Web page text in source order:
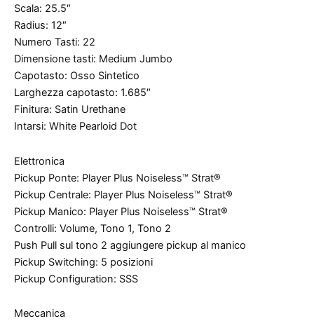
Scala: 25.5″
Radius: 12″
Numero Tasti: 22
Dimensione tasti: Medium Jumbo
Capotasto: Osso Sintetico
Larghezza capotasto: 1.685″
Finitura: Satin Urethane
Intarsi: White Pearloid Dot
Elettronica
Pickup Ponte: Player Plus Noiseless™ Strat®
Pickup Centrale: Player Plus Noiseless™ Strat®
Pickup Manico: Player Plus Noiseless™ Strat®
Controlli: Volume, Tono 1, Tono 2
Push Pull sul tono 2 aggiungere pickup al manico
Pickup Switching: 5 posizioni
Pickup Configuration: SSS
Meccanica